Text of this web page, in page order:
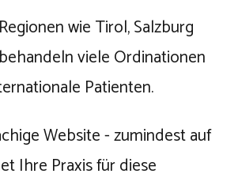
wie Tirol, Salzburg
viele Ordinationen
Patienten.
Website - zumindest auf
Ihre Praxis für diese